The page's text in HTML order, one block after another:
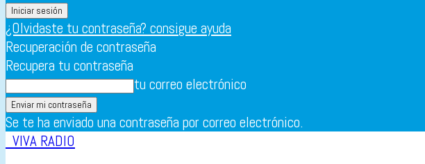
¿Olvidaste tu contraseña? consigue ayuda
Recuperación de contraseña
Recupera tu contraseña
tu correo electrónico
Se te ha enviado una contraseña por correo electrónico.
VIVA RADIO